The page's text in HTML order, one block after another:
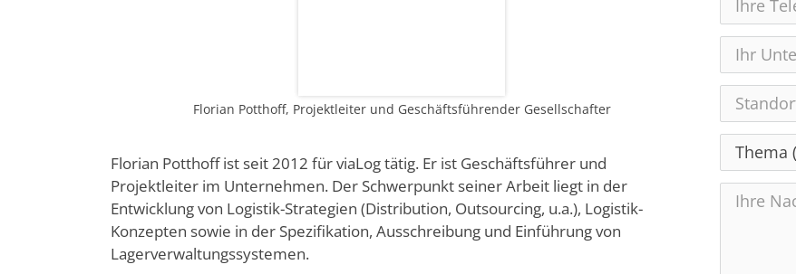
Florian Potthoff, Projektleiter und Geschäftsführender Gesellschafter
Florian Potthoff ist seit 2012 für viaLog tätig. Er ist Geschäftsführer und
Projektleiter im Unternehmen. Der Schwerpunkt seiner Arbeit liegt in der
Entwicklung von Logistik-Strategien (Distribution, Outsourcing, u.a.), Logistik-
Konzepten sowie in der Spezifikation, Ausschreibung und Einführung von
Lagerverwaltungs­systemen.